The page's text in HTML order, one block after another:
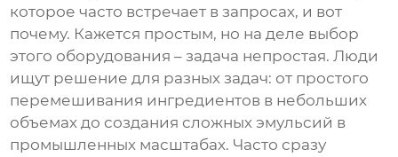
которое часто встречает в запросах, и вот
почему. Кажется простым, но на деле выбор
этого оборудования – задача непростая. Люди
ищут решение для разных задач: от простого
перемешивания ингредиентов в небольших
объемах до создания сложных эмульсий в
промышленных масштабах. Часто сразу